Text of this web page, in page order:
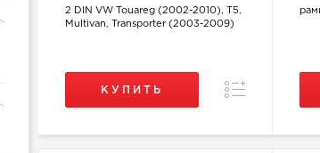
2 DIN VW Touareg (2002-2010), T5,
Multivan, Transporter (2003-2009)
КУПИТЬ Сравнение